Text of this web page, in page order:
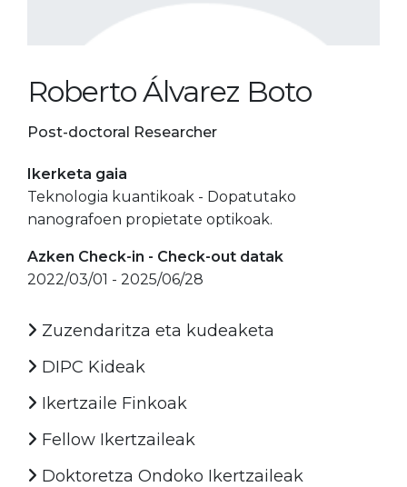
Roberto Álvarez Boto
Post-doctoral Researcher
Ikerketa gaia
Teknologia kuantikoak - Dopatutako
nanografoen propietate optikoak.
Azken Check-in - Check-out datak
2022/03/01 - 2025/06/28
Zuzendaritza eta kudeaketa
DIPC Kideak
Ikertzaile Finkoak
Fellow Ikertzaileak
Doktoretza Ondoko Ikertzaileak